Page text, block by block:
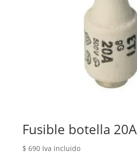
Fusible botella 20A
$ 690 Iva incluido